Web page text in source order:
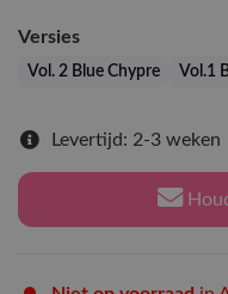
Versies
Vol. 2 Blue Chypre Vol.1
Levertijd: 2-3 weken